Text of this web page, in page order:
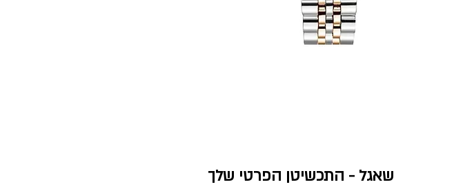
שאגל - התכשיטן הפרטי שלך